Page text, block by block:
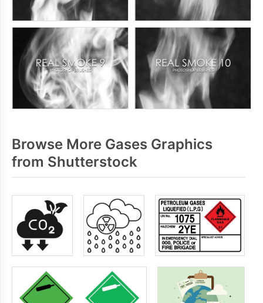
Browse More Gases Graphics
from Shutterstock